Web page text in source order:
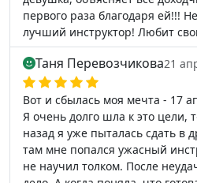
первого раза благодаря ей!!!
лучший инструктор! Любит
Таня Перевозчикова21
Вот и сбылась моя мечта - 17
Я очень долго шла к это цели,
назад я уже пыталась сдать в
там мне попался ужасный
не научил толком. После